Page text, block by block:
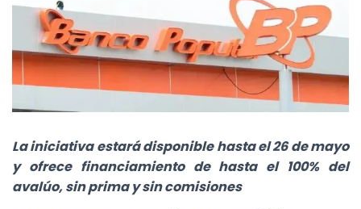
I
La iniciativa estará disponible hasta el 26 de mayo
y ofrece financiamiento de hasta el 100% del
avalúo, sin prima y sin comisiones